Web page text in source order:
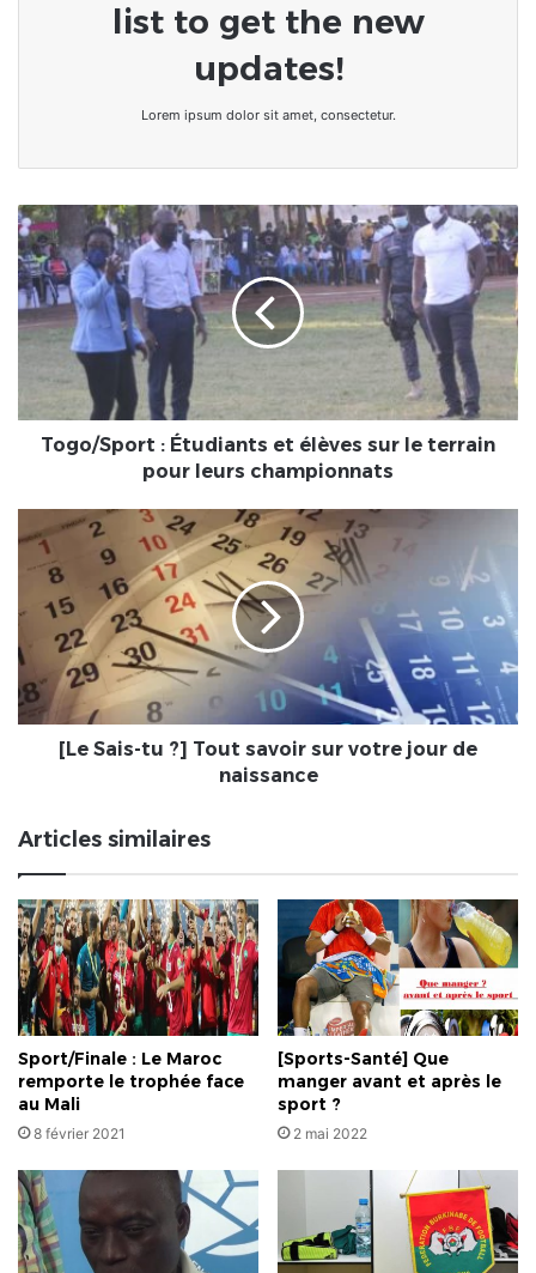
list to get the new
updates!
Lorem ipsum dolor sit amet, consectetur.
Togo/Sport
:
Étudiants
et
élèves
sur
pour
leursTogo/Sport : Étudiants et élèves sur le terrain
pour leurs championnats
Sais-
Tout
savoir
sur
votre
jour
[Le Sais-tu ?] Tout savoir sur votre jour de
naissance
Articles similaires
Sport/Finale : Le Maroc
remporte le trophée face
au Mali
8 février 2021
[Sports-Santé] Que
manger avant et après le
sport ?
2 mai 2022